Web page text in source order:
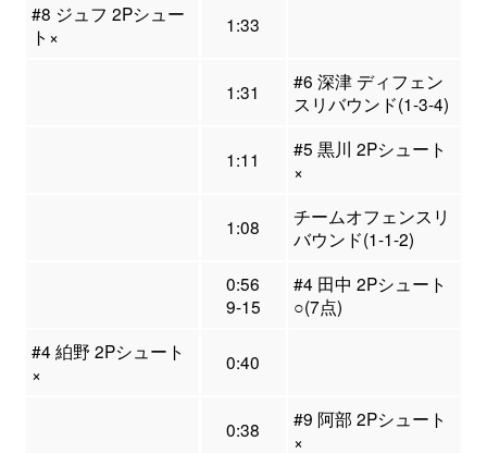
#8 ジュフ 2Pシュー
ト×
1:33
1:31
#6 深津 ディフェン
スリバウンド(1-3-4)
1:11
#5 黒川 2Pシュート
×
1:08
チームオフェンスリ
バウンド(1-1-2)
0:56
9-15
#4 田中 2Pシュート
○(7点)
#4 絈野 2Pシュート
×
0:40
0:38
#9 阿部 2Pシュート
×